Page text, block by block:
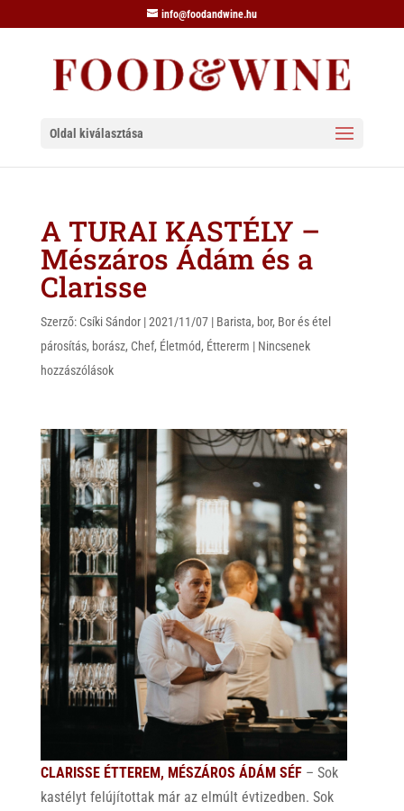
info@foodandwine.hu
Oldal kiválasztása
A TURAI KASTÉLY –
Mészáros Ádám és a
Clarisse
Szerző: Csíki Sándor|2021/11/07| Barista, bor, Bor és étel
párosítás, borász, Chef, Életmód, Éttererm | Nincsenek
hozzászólások
CLARISSE ÉTTEREM, MÉSZÁROS ÁDÁM SÉF – Sok
kastélyt felújítottak már az elmúlt évtizedben. Sok